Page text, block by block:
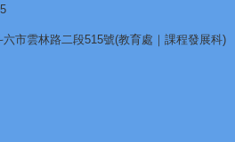
六市雲林路二段515號(教育處｜課程發展科)